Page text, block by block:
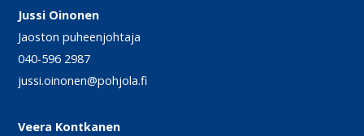
Jussi Oinonen
Jaoston puheenjohtaja
040-596 2987
jussi.oinonen@pohjola.fi
Veera Kontkanen